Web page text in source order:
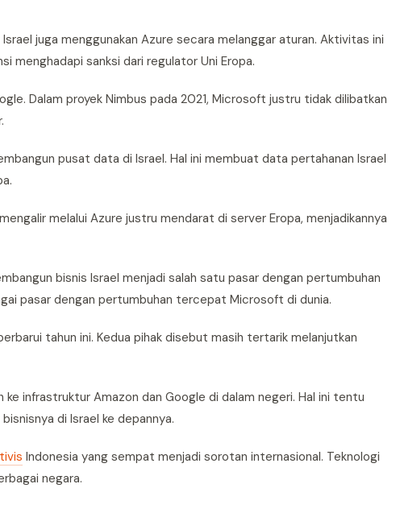
juga menggunakan Azure secara melanggar aturan. Aktivitas ini
menghadapi sanksi dari regulator Uni Eropa.
Dalam proyek Nimbus pada 2021, Microsoft justru tidak dilibatkan
pusat data di Israel. Hal ini membuat data pertahanan Israel
melalui Azure justru mendarat di server Eropa, menjadikannya
bisnis Israel menjadi salah satu pasar dengan pertumbuhan
pasar dengan pertumbuhan tercepat Microsoft di dunia.
tahun ini. Kedua pihak disebut masih tertarik melanjutkan
infrastruktur Amazon dan Google di dalam negeri. Hal ini tentu
di Israel ke depannya.
Indonesia yang sempat menjadi sorotan internasional. Teknologi
negara.